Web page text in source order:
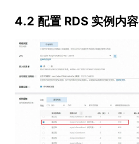
4.2 配置 RDS 实例内容